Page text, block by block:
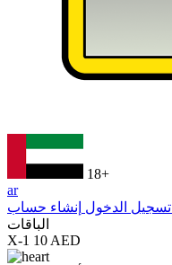
18+
ar
تسجيل الدخول إنشاء حساب
الباقات
X-1 10 AED